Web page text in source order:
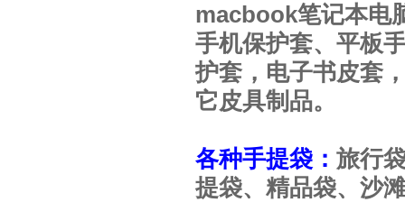
macbook笔记本电
手机保护套、平板
护套，电子书皮套
它皮具制品。
各种手提袋： 旅行
提袋、精品袋、沙